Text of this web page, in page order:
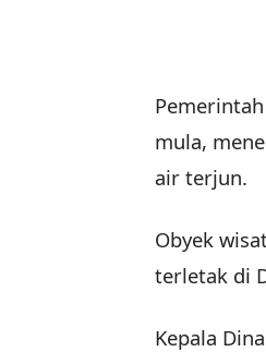
mula,
air terjun.
Obyek
terletak di
Kepala